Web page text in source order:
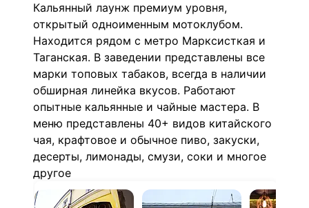
Кальянный лаунж премиум уровня,
открытый одноименным мотоклубом.
Находится рядом с метро Марксисткая и
Таганская. В заведении представлены все
марки топовых табаков, всегда в наличии
обширная линейка вкусов. Работают
опытные кальянные и чайные мастера. В
меню представлены 40+ видов китайского
чая, крафтовое и обычное пиво, закуски,
десерты, лимонады, смузи, соки и многое
другое